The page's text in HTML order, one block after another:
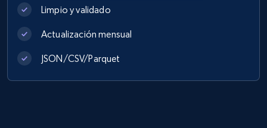
Trustpilot business reviews
Limpio y validado
Actualización mensual
JSON/CSV/Parquet